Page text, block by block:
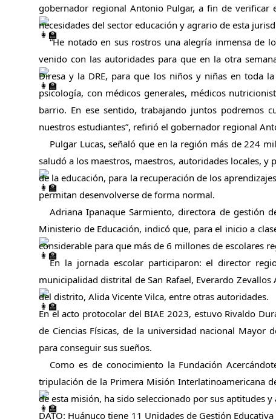
gobernador regional Antonio Pulgar, a fin de verificar
necesidades del sector educación y agrario de esta
“He notado en sus rostros una alegría inmensa de
venido con las autoridades para que en la otra
Diresa y la DRE, para que los niños y niñas en toda
psicología, con médicos generales, médicos
barrio. En ese sentido, trabajando juntos podremos
nuestros estudiantes”, refirió el gobernador regional
Pulgar Lucas, señaló que en la región más de 224
saludó a los maestros, maestros, autoridades locales,
de la educación, para la recuperación de los
permitan desenvolverse de forma normal.
Adriana Ipanaque Sarmiento, directora de gestión
Ministerio de Educación, indicó que, para el inicio a
considerable para que más de 6 millones de escolares
En la jornada escolar participaron: el director
municipalidad distrital de San Rafael, Everardo
del distrito, Alida Vicente Vilca, entre otras autoridades.
En el acto protocolar del BIAE 2023, estuvo Rivaldo
de Ciencias Físicas, de la universidad nacional Mayor
para conseguir sus sueños.
Como es de conocimiento la Fundación
tripulación de la Primera Misión Interlatinoamericana
de esta misión, ha sido seleccionado por sus aptitudes
DATO: Huánuco tiene 11 Unidades de Gestión